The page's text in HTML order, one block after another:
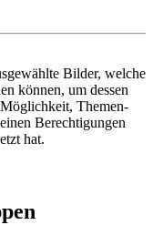
Bilder, welche
können, um dessen
Themen-
Berechtigungen
hat.